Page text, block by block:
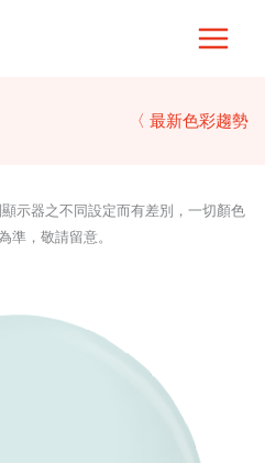
〈 最新色彩趨勢
示器之不同設定而有差別，一切顏色
準，敬請留意。